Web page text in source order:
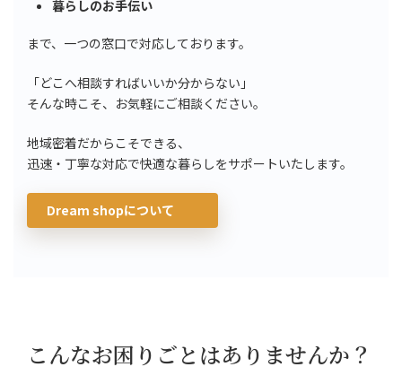
暮らしのお手伝い
まで、一つの窓口で対応しております。
「どこへ相談すればいいか分からない」
そんな時こそ、お気軽にご相談ください。
地域密着だからこそできる、
迅速・丁寧な対応で快適な暮らしをサポートいたします。
Dream shopについて
こんなお困りごとはありませんか？